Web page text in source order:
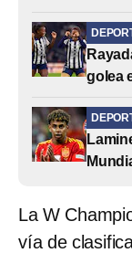
golea
La W
vía de